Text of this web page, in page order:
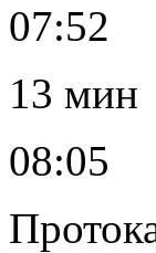
07:52
13 мин
08:05